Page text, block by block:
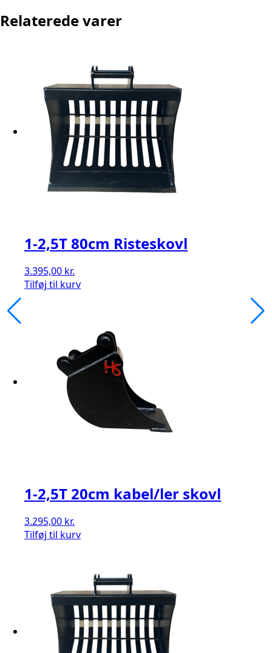
Relaterede varer
1-2,5T 80cm Risteskovl
3.395,00 kr.
Tilføj til kurv
1-2,5T 20cm kabel/ler skovl
3.295,00 kr.
Tilføj til kurv